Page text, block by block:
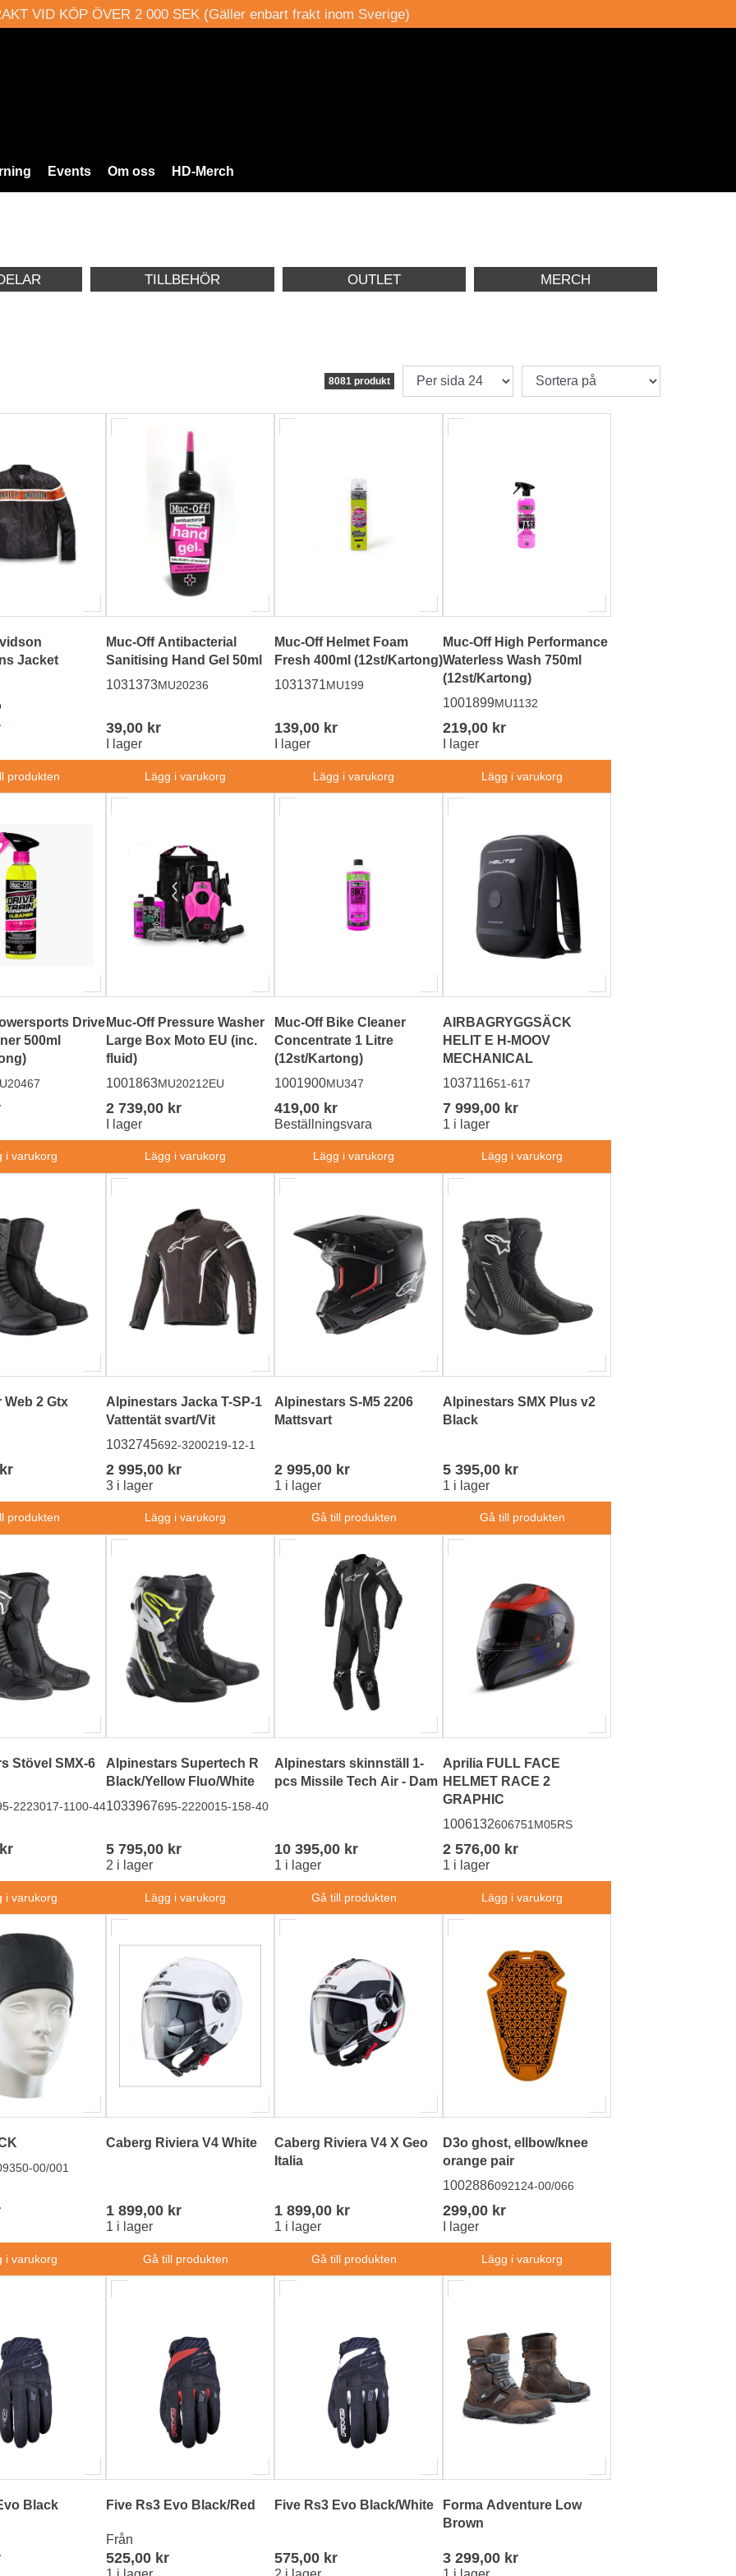
VID KÖP ÖVER 2 000 SEK (Gäller enbart frakt inom Sverige)
Events Om oss HD-Merch
TILLBEHÖR OUTLET
MERCH
8081 produkt
Jacket
produkten
Muc-Off Antibacterial
Sanitising Hand Gel 50ml
1031373MU20236
39,00 kr
I lager
Lägg i varukorg
Muc-Off Helmet Foam
Fresh 400ml (12st/Kartong)
1031371MU199
139,00 kr
I lager
Lägg i varukorg
Muc-Off High Performance
Waterless Wash 750ml
(12st/Kartong)
1001899MU1132
219,00 kr
I lager
Lägg i varukorg
Drive
500ml
i varukorg
Muc-Off Pressure Washer
Large Box Moto EU (inc.
fluid)
1001863MU20212EU
2 739,00 kr
I lager
Lägg i varukorg
Muc-Off Bike Cleaner
Concentrate 1 Litre
(12st/Kartong)
1001900MU347
419,00 kr
Beställningsvara
Lägg i varukorg
AIRBAGRYGGSÄCK
HELIT E H-MOOV
MECHANICAL
103711651-617
7 999,00 kr
1 i lager
Lägg i varukorg
2 Gtx
produkten
Alpinestars Jacka T-SP-1
Vattentät svart/Vit
1032745692-3200219-12-1
2 995,00 kr
3 i lager
Lägg i varukorg
Alpinestars S-M5 2206
Mattsvart
2 995,00 kr
1 i lager
Gå till produkten
Alpinestars SMX Plus v2
Black
5 395,00 kr
1 i lager
Gå till produkten
Stövel SMX-6
2223017-1100-44
i varukorg
Alpinestars Supertech R
Black/Yellow Fluo/White
1033967695-2220015-158-40
5 795,00 kr
2 i lager
Lägg i varukorg
Alpinestars skinnställ 1-
pcs Missile Tech Air - Dam
10 395,00 kr
1 i lager
Gå till produkten
Aprilia FULL FACE
HELMET RACE 2
GRAPHIC
1006132606751M05RS
2 576,00 kr
1 i lager
Lägg i varukorg
00/001
i varukorg
Caberg Riviera V4 White
1 899,00 kr
1 i lager
Gå till produkten
Caberg Riviera V4 X Geo
Italia
1 899,00 kr
1 i lager
Gå till produkten
D3o ghost, ellbow/knee
orange pair
1002886092124-00/066
299,00 kr
I lager
Lägg i varukorg
Black Five Rs3 Evo Black/Red
Från
525,00 kr
Five Rs3 Evo Black/White
575,00 kr
Forma Adventure Low
Brown
3 299,00 kr